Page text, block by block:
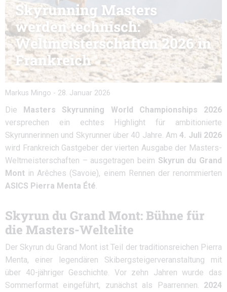
Skyrunning Masters
werden technisch:
Weltmeisterschaften 2026 in
Frankreich
Markus Mingo - 28. Januar 2026
Die Masters Skyrunning World Championships 2026
versprechen ein echtes Highlight für ambitionierte
Skyrunnerinnen und Skyrunner über 40 Jahre. Am4. Juli 2026
wird Frankreich Gastgeber der vierten Ausgabe der Masters-
Weltmeisterschaften – ausgetragen beim Skyrun du Grand
Mont in Arêches (Savoie), einem Rennen der renommierten
ASICS Pierra Menta Été.
Skyrun du Grand Mont: Bühne für
die Masters-Weltelite
Der Skyrun du Grand Mont ist Teil der traditionsreichen Pierra
Menta, einer legendären Skibergsteigerveranstaltung mit
über 40-jähriger Geschichte. Vor zehn Jahren wurde das
Sommerformat eingeführt, zunächst als Paarrennen. 2024